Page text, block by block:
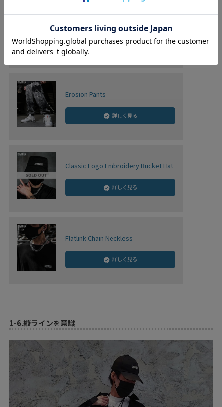
詳しく見る
Erosion Pants
詳しく見る
Classic Logo Embroidery Bucket Hat
詳しく見る
Flatlink Chain Neckless
詳しく見る
1-6.縦ラインを意識